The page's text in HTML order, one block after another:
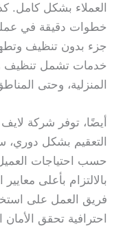
العملاء بشكل كامل.
خطوات دقيقة في
جزء بدون تنظيف
خدمات تشمل تنظيف
المنزلية، وحتى
أيضًا، توفر شركة
التعقيم بشكل دوري،
حسب احتياجات
بالالتزام بأعلى
فريق العمل على
احترافية تحقق